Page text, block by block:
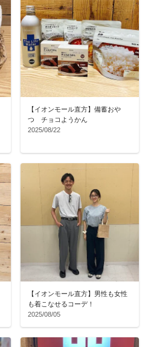
【イオンモール直方】備蓄おや
つ チョコようかん
2025/08/22
【イオンモール直方】男性も女性
も着こなせるコーデ！
2025/08/05